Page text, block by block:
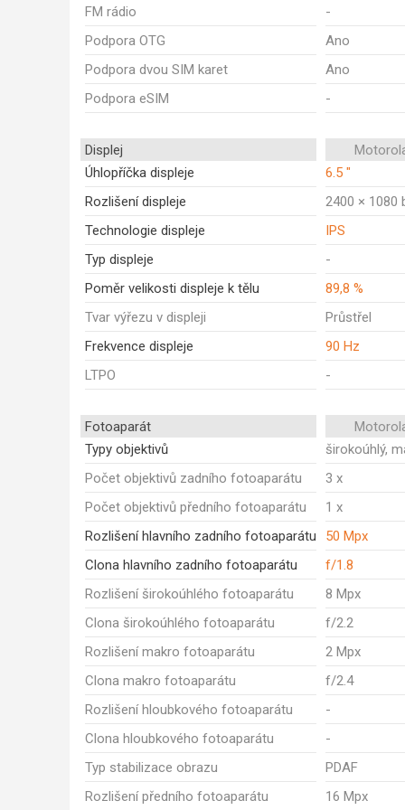
FM rádio
-
Podpora OTG
Ano
Podpora dvou SIM karet
Ano
Podpora eSIM
-
Displej
Úhlopříčka displeje
6.5 "
Rozlišení displeje
2400 × 1080
Technologie displeje
IPS
Typ displeje
-
Poměr velikosti displeje k tělu
89,8 %
Tvar výřezu v displeji
Průstřel
Frekvence displeje
90 Hz
LTPO
-
Fotoaparát
Typy objektivů
širokoúhlý,
Počet objektivů zadního fotoaparátu
3 x
Počet objektivů předního fotoaparátu
1 x
Rozlišení hlavního zadního fotoaparátu
50 Mpx
Clona hlavního zadního fotoaparátu
f/1.8
Rozlišení širokoúhlého fotoaparátu
8 Mpx
Clona širokoúhlého fotoaparátu
f/2.2
Rozlišení makro fotoaparátu
2 Mpx
Clona makro fotoaparátu
f/2.4
Rozlišení hloubkového fotoaparátu
-
Clona hloubkového fotoaparátu
-
Typ stabilizace obrazu
PDAF
Rozlišení předního fotoaparátu
16 Mpx